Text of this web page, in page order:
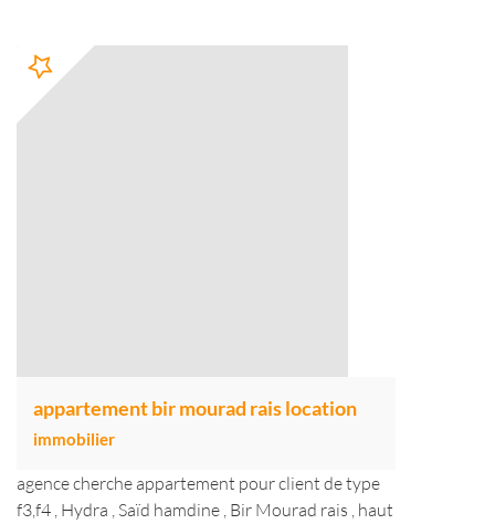
appartement bir mourad rais location
immobilier
agence cherche appartement pour client de type
f3,f4 , Hydra , Saïd hamdine , Bir Mourad rais , haut